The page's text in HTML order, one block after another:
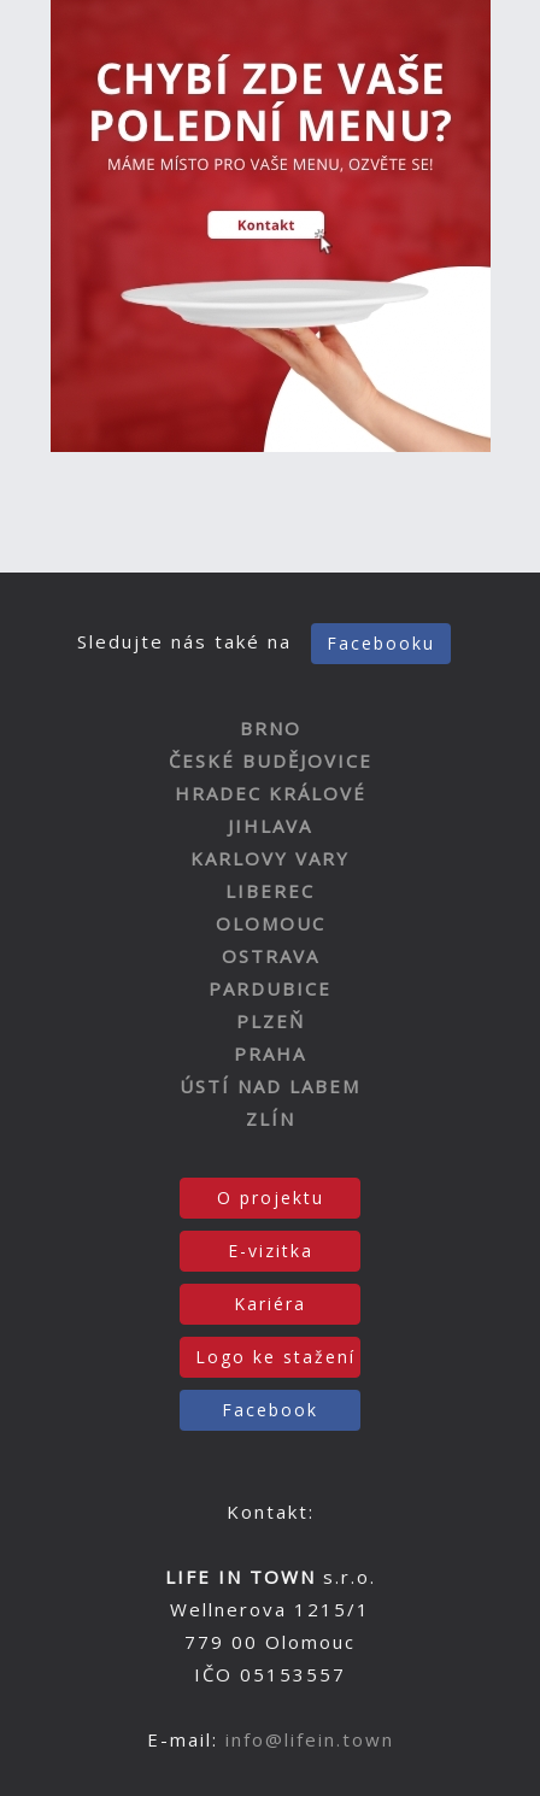
Sledujte nás také na Facebooku
BRNO
ČESKÉ BUDĚJOVICE
HRADEC KRÁLOVÉ
JIHLAVA
KARLOVY VARY
LIBEREC
OLOMOUC
OSTRAVA
PARDUBICE
PLZEŇ
PRAHA
ÚSTÍ NAD LABEM
ZLÍN
O projektu
E-vizitka
Kariéra
Logo ke stažení
Facebook
Kontakt:
LIFE IN TOWN s.r.o.
Wellnerova 1215/1
779 00 Olomouc
IČO 05153557
E-mail: info@lifein.town